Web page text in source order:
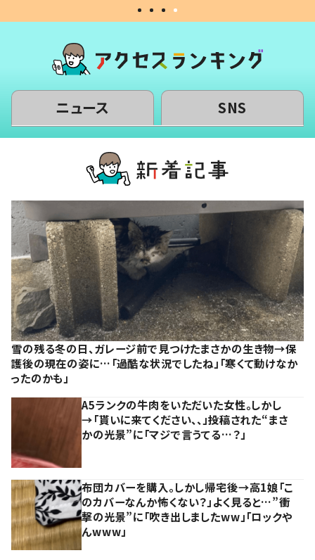
ニュース SNS
雪の残る冬の日、ガレージ前で見つけたまさかの生き物→保
護後の現在の姿に…「過酷な状況でしたね」「寒くて動けなか
ったのかも」
A5ランクの牛肉をいただいた女性。しかし
→「貰いに来てください、、」投稿された“まさ
かの光景”に「マジで言うてる…？」
布団カバーを購入。しかし帰宅後→高1娘「こ
のカバーなんか怖くない？」よく見ると…”衝
撃の光景”に「吹き出しましたww」「ロックや
んwww」